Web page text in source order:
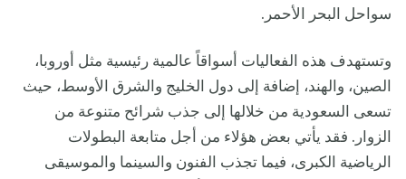
سواحل البحر الأحمر.
وتستهدف هذه الفعاليات أسواقاً عالمية رئيسية مثل أوروبا،
الصين، والهند، إضافة إلى دول الخليج والشرق الأوسط، حيث
تسعى السعودية من خلالها إلى جذب شرائح متنوعة من
الزوار. فقد يأتي بعض هؤلاء من أجل متابعة البطولات
الرياضية الكبرى، فيما تجذب الفنون والسينما والموسيقى